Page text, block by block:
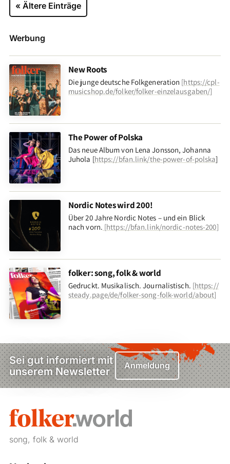
« Ältere Einträge
Werbung
New Roots
Die junge deutsche Folkgeneration [https://cpl-
musicshop.de/folker/folker-einzelausgaben/]
The Power of Polska
Das neue Album von Lena Jonsson, Johanna
Juhola [https://bfan.link/the-power-of-polska]
Nordic Notes wird 200!
Über 20 Jahre Nordic Notes – und ein Blick
nach vorn. [https://bfan.link/nordic-notes-200]
folker: song, folk & world
Gedruckt. Musikalisch. Journalistisch. [https://
steady.page/de/folker-song-folk-world/about]
Sei gut informiert mit
unserem Newsletter
Anmeldung
song, folk & world